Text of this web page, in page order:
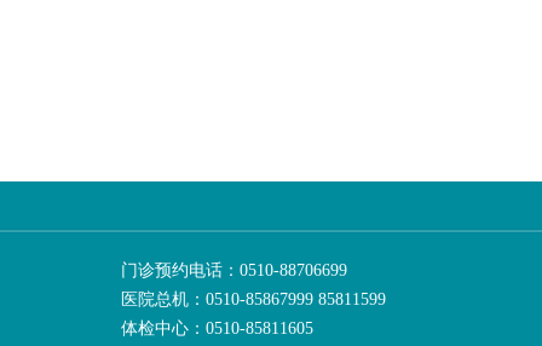
门诊预约电话：0510-88706699
医院总机：0510-85867999 85811599
体检中心：0510-85811605